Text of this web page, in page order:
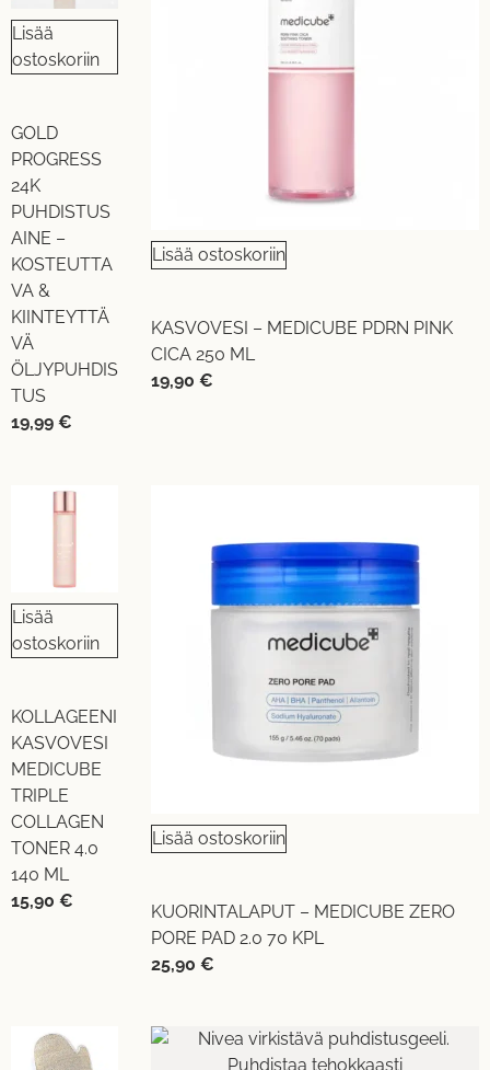
Lisää
ostoskoriin
GOLD
PROGRESS
24K
PUHDISTUS
AINE –
KOSTEUTTA
VA &
KIINTEYTTÄ
VÄ
ÖLJYPUHDIS
TUS
19,99 €
Lisää ostoskoriin
KASVOVESI – MEDICUBE PDRN PINK
CICA 250 ML
19,90 €
Lisää
ostoskoriin
KOLLAGEENI
KASVOVESI
MEDICUBE
TRIPLE
COLLAGEN
TONER 4.0
140 ML
15,90 €
Lisää ostoskoriin
KUORINTALAPUT – MEDICUBE ZERO
PORE PAD 2.0 70 KPL
25,90 €